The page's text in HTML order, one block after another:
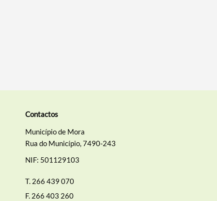
Contactos
Município de Mora
Rua do Município, 7490-243
NIF: 501129103
T. 266 439 070
F. 266 403 260